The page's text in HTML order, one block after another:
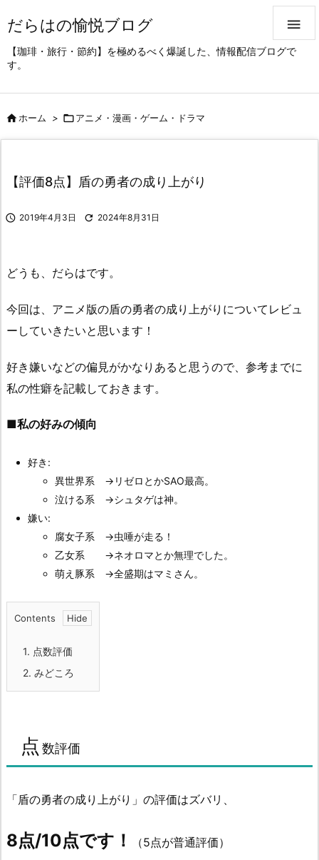
だらはの愉悦ブログ
【珈琲・旅行・節約】を極めるべく爆誕した、情報配信ブログで
す。

ホーム > アニメ・漫画・ゲーム・ドラマ
【評価8点】盾の勇者の成り上がり
 2019年4月3日  2024年8月31日
どうも、だらはです。
今回は、アニメ版の盾の勇者の成り上がりについてレビュ
ーしていきたいと思います！
好き嫌いなどの偏見がかなりあると思うので、参考までに
私の性癖を記載しておきます。
■私の好みの傾向
好き:
異世界系 →リゼロとかSAO最高。
泣ける系 →シュタゲは神。
嫌い:
腐女子系 →虫唾が走る！
乙女系 →ネオロマとか無理でした。
萌え豚系 →全盛期はマミさん。
Contents
1. 点数評価
2. みどころ
点 数評価
「盾の勇者の成り上がり」の評価はズバリ、
8点/10点です！ （5点が普通評価）